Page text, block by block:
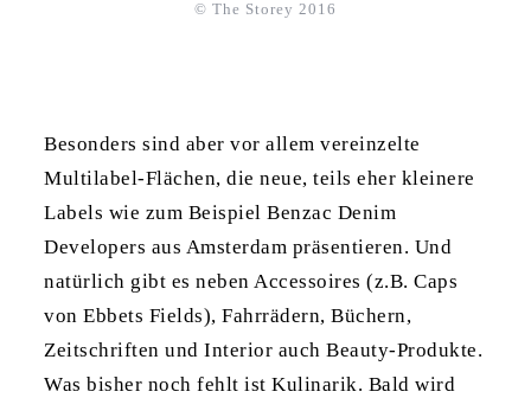
© The Storey 2016
Besonders sind aber vor allem vereinzelte
Multilabel-Flächen, die neue, teils eher kleinere
Labels wie zum Beispiel Benzac Denim
Developers aus Amsterdam präsentieren. Und
natürlich gibt es neben Accessoires (z.B. Caps
von Ebbets Fields), Fahrrädern, Büchern,
Zeitschriften und Interior auch Beauty-Produkte.
Was bisher noch fehlt ist Kulinarik. Bald wird